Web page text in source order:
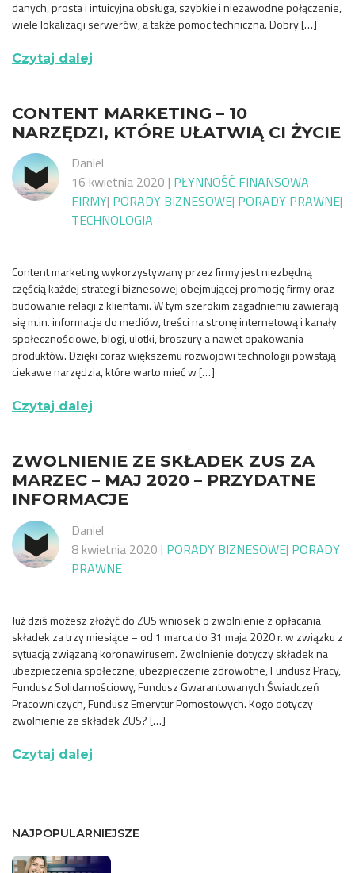
danych, prosta i intuicyjna obsługa, szybkie i niezawodne połączenie,
wiele lokalizacji serwerów, a także pomoc techniczna. Dobry […]
Czytaj dalej
CONTENT MARKETING – 10
NARZĘDZI, KTÓRE UŁATWIĄ CI ŻYCIE
Daniel
16 kwietnia 2020 | PŁYNNOŚĆ FINANSOWA
FIRMY| PORADY BIZNESOWE| PORADY PRAWNE|
TECHNOLOGIA
Content marketing wykorzystywany przez firmy jest niezbędną
częścią każdej strategii biznesowej obejmującej promocję firmy oraz
budowanie relacji z klientami. W tym szerokim zagadnieniu zawierają
się m.in. informacje do mediów, treści na stronę internetową i kanały
społecznościowe, blogi, ulotki, broszury a nawet opakowania
produktów. Dzięki coraz większemu rozwojowi technologii powstają
ciekawe narzędzia, które warto mieć w […]
Czytaj dalej
ZWOLNIENIE ZE SKŁADEK ZUS ZA
MARZEC – MAJ 2020 – PRZYDATNE
INFORMACJE
Daniel
8 kwietnia 2020 | PORADY BIZNESOWE| PORADY
PRAWNE
Już dziś możesz złożyć do ZUS wniosek o zwolnienie z opłacania
składek za trzy miesiące – od 1 marca do 31 maja 2020 r. w związku z
sytuacją związaną koronawirusem. Zwolnienie dotyczy składek na
ubezpieczenia społeczne, ubezpieczenie zdrowotne, Fundusz Pracy,
Fundusz Solidarnościowy, Fundusz Gwarantowanych Świadczeń
Pracowniczych, Fundusz Emerytur Pomostowych. Kogo dotyczy
zwolnienie ze składek ZUS? […]
Czytaj dalej
NAJPOPULARNIEJSZE